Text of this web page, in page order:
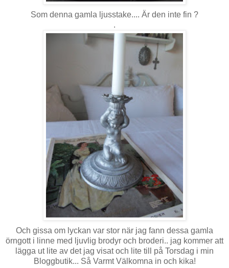
Som denna gamla ljusstake.... Är den inte fin ?
.
Och gissa om lyckan var stor när jag fann dessa gamla
örngott i linne med ljuvlig brodyr och broderi.. jag kommer att
lägga ut lite av det jag visat och lite till på Torsdag i min
Bloggbutik... Så Varmt Välkomna in och kika!